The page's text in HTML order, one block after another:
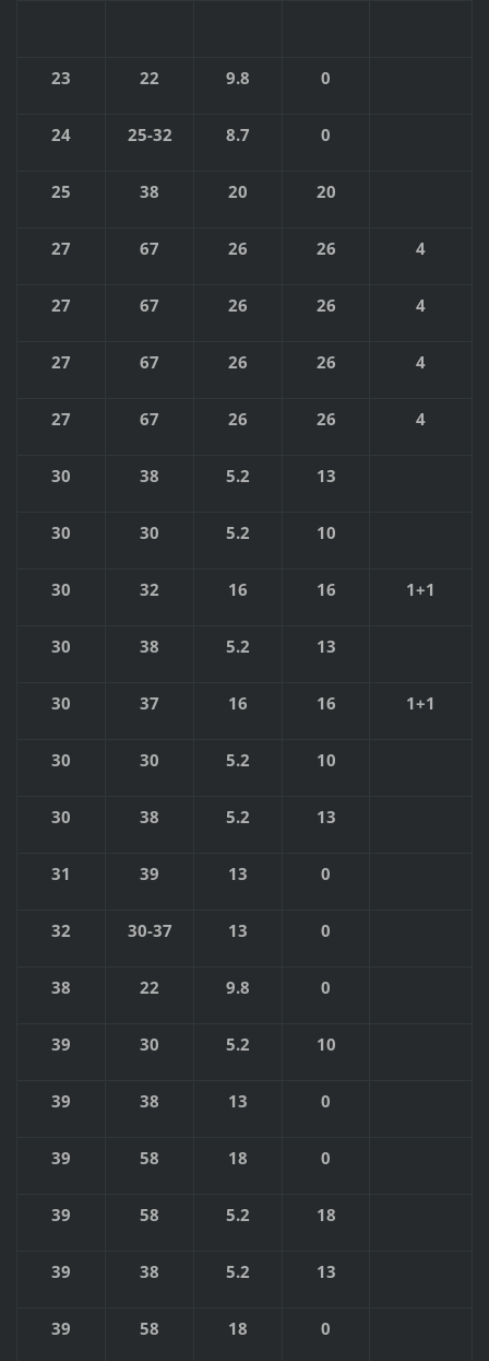
23 22 9.8 0
24 25-32 8.7 0
25 38 20 20
27 67 26 26 4
27 67 26 26 4
27 67 26 26 4
27 67 26 26 4
30 38 5.2 13
30 30 5.2 10
30 32 16 16 1+1
30 38 5.2 13
30 37 16 16 1+1
30 30 5.2 10
30 38 5.2 13
31 39 13 0
32 30-37 13 0
38 22 9.8 0
39 30 5.2 10
39 38 13 0
39 58 18 0
39 58 5.2 18
39 38 5.2 13
39 58 18 0